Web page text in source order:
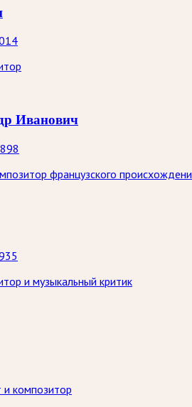
Иванович
французского
и музыкальный критик
и композитор